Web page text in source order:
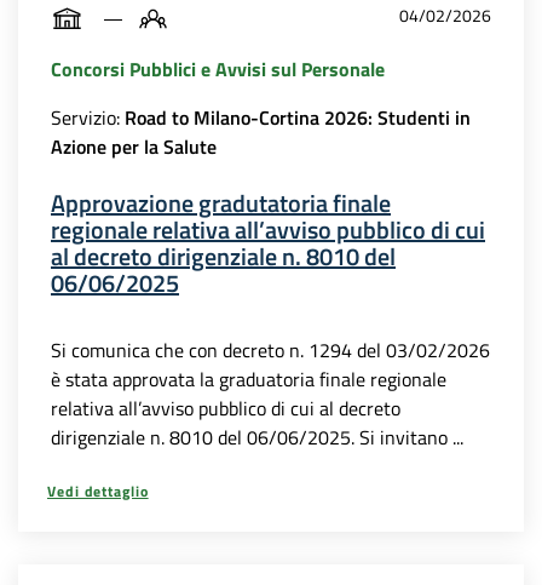
04/02/2026
Concorsi Pubblici e Avvisi sul Personale
Servizio: Road to Milano-Cortina 2026: Studenti in
Azione per la Salute
Approvazione gradutatoria finale
regionale relativa all’avviso pubblico di cui
al decreto dirigenziale n. 8010 del
06/06/2025
Si comunica che con decreto n. 1294 del 03/02/2026
è stata approvata la graduatoria finale regionale
relativa all’avviso pubblico di cui al decreto
dirigenziale n. 8010 del 06/06/2025. Si invitano ...
Vedi dettaglio